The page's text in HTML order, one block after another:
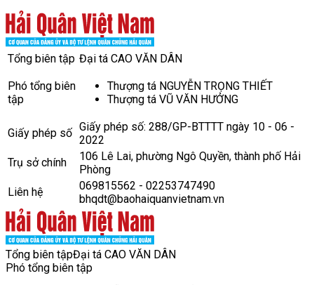
Tổng biên tập Đại tá CAO VĂN DÂN
Phó tổng biên
tập
Thượng tá NGUYỄN TRỌNG THIẾT
Thượng tá VŨ VĂN HƯỞNG
Giấy phép số Giấy phép số: 288/GP-BTTTT ngày 10 - 06 -
2022
Trụ sở chính
106 Lê Lai, phường Ngô Quyền, thành phố Hải
Phòng
Liên hệ
069815562 - 02253747490
bhqdt@baohaiquanvietnam.vn
Tổng biên tậpĐại tá CAO VĂN DÂN
Phó tổng biên tập